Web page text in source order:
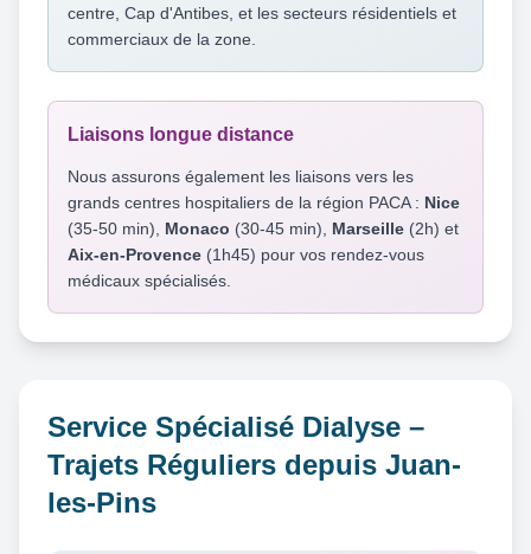
centre, Cap d'Antibes, et les secteurs résidentiels et
commerciaux de la zone.
Liaisons longue distance
Nous assurons également les liaisons vers les
grands centres hospitaliers de la région PACA : Nice
(35-50 min), Monaco (30-45 min), Marseille (2h) et
Aix-en-Provence (1h45) pour vos rendez-vous
médicaux spécialisés.
Service Spécialisé Dialyse –
Trajets Réguliers depuis Juan-
les-Pins